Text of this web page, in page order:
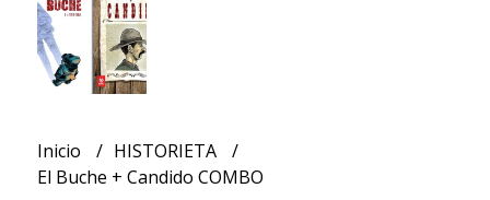
Inicio
HISTORIETA
El Buche + Candido COMBO